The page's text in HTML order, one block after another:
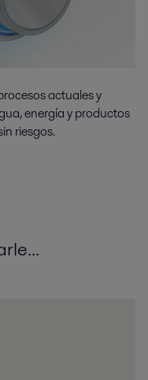
actuales y
energía y productos
riesgos.